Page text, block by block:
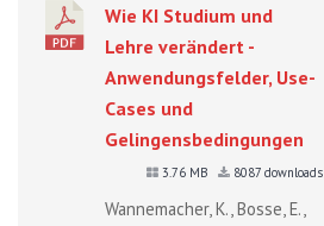
Wie KI Studium und
Lehre verändert -
Anwendungsfelder, Use-
Cases und
Gelingensbedingungen
3.76 MB 8087 downloads
Wannemacher, K., Bosse, E.,